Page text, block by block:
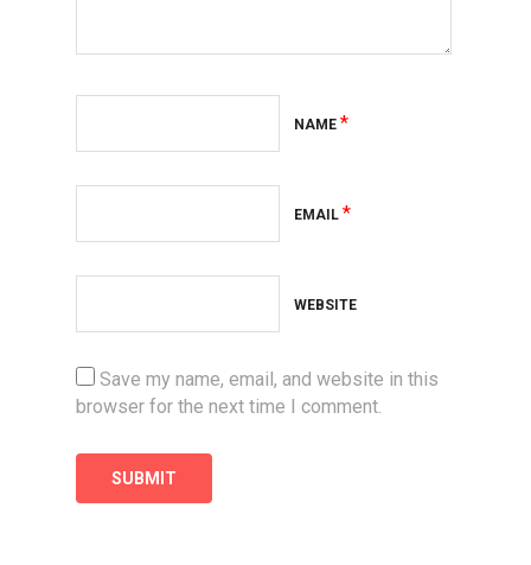
NAME *
EMAIL *
WEBSITE
Save my name, email, and website in this
browser for the next time I comment.